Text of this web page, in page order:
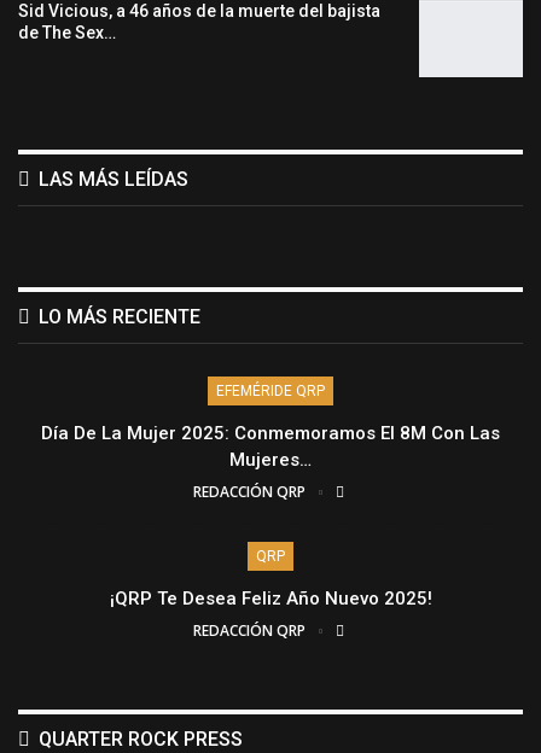
Sid Vicious, a 46 años de la muerte del bajista
de The Sex…
LAS MÁS LEÍDAS
LO MÁS RECIENTE
EFEMÉRIDE QRP
Día De La Mujer 2025: Conmemoramos El 8M Con Las
Mujeres…
REDACCIÓN QRP
QRP
¡QRP Te Desea Feliz Año Nuevo 2025!
REDACCIÓN QRP
QUARTER ROCK PRESS